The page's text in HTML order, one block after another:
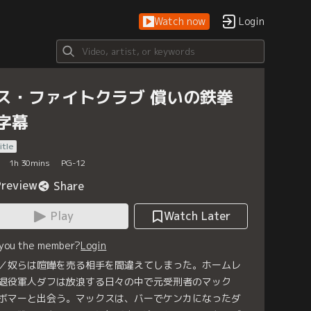
Watch now Login
・ファイトクラブ 償いの鉄拳
幕
1h 30mins PG-12
Share
Play
Watch Later
the member?Login
奴らは喧嘩を売る相手を間違えてしまった。ホームレ
役軍人ダフは放浪する日々の中で元受刑者のマック
マーと出会う。マックスは、バーでケンカになったダ